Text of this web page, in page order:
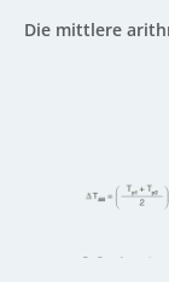
Die mittlere